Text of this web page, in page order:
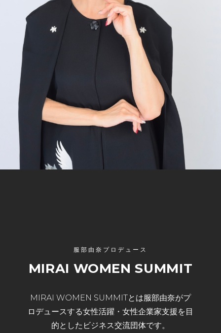
服部由奈プロデュース
MIRAI WOMEN SUMMIT
MIRAI WOMEN SUMMITとは服部由奈がプ
ロデュースする女性活躍・女性企業家支援を目
的としたビジネス交流団体です。